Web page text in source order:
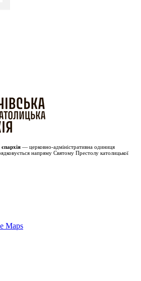
— церковно-адміністративна одиниця
напряму Святому Престолу католицької
Maps